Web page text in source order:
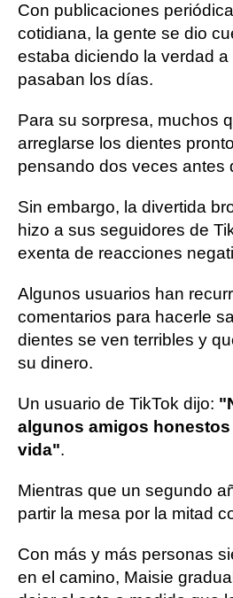
Con publicaciones
cotidiana, la gente se dio
estaba diciendo la verdad
pasaban los días.
Para su sorpresa, muchos
arreglarse los dientes
pensando dos veces antes
Sin embargo, la divertida
hizo a sus seguidores de
exenta de reacciones
Algunos usuarios han
comentarios para hacerle
dientes se ven terribles y
su dinero.
Un usuario de TikTok dijo:
algunos amigos
vida".
Mientras que un segundo
partir la mesa por la mitad
Con más y más personas
en el camino, Maisie